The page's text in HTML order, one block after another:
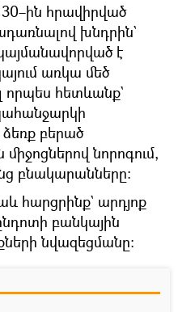
հրավիրված
խնդրին`
է
առկա մեծ
որպես հետևանք`
բերած
նորոգում,
բնակարանները։
հարցրինք` արդյոք
բանկային
նվազեցմանը։